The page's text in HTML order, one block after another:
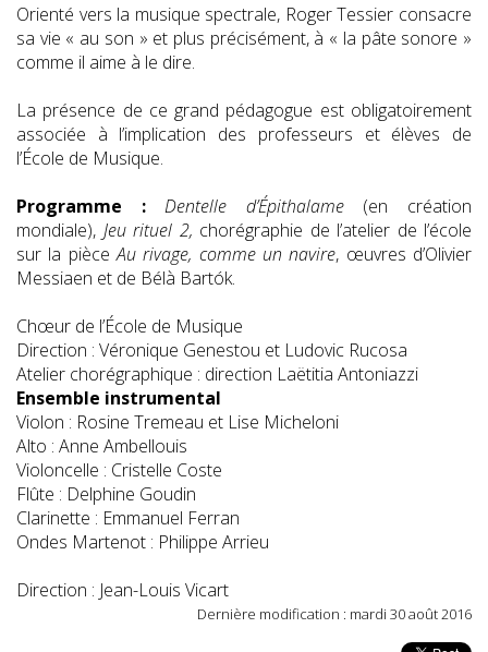
Orienté vers la musique spectrale, Roger Tessier consacre
sa vie « au son » et plus précisément, à « la pâte sonore »
comme il aime à le dire.
La présence de ce grand pédagogue est obligatoirement
associée à l’implication des professeurs et élèves de
l’École de Musique.
Programme :Dentelle d’Épithalame(en création
mondiale), Jeu rituel 2, chorégraphie de l’atelier de l’école
sur la pièceAu rivage, comme un navire, œuvres d’Olivier
Messiaen et de Bélà Bartók.
Chœur de l’École de Musique
Direction : Véronique Genestou et Ludovic Rucosa
Atelier chorégraphique : direction Laëtitia Antoniazzi
Ensemble instrumental
Violon : Rosine Tremeau et Lise Micheloni
Alto : Anne Ambellouis
Violoncelle : Cristelle Coste
Flûte : Delphine Goudin
Clarinette : Emmanuel Ferran
Ondes Martenot : Philippe Arrieu
Direction : Jean-Louis Vicart
Dernière modification : mardi 30 août 2016